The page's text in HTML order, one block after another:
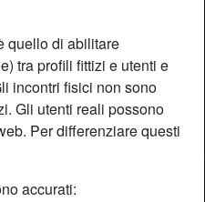
quello di abilitare
tra profili fittizi e utenti e
incontri fisici non sono
Gli utenti reali possono
Per differenziare questi
accurati:
chatChatta adesso